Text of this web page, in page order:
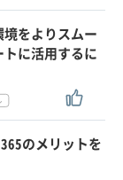
×
ーション
をよりスムー
に活用するに
のメリットを